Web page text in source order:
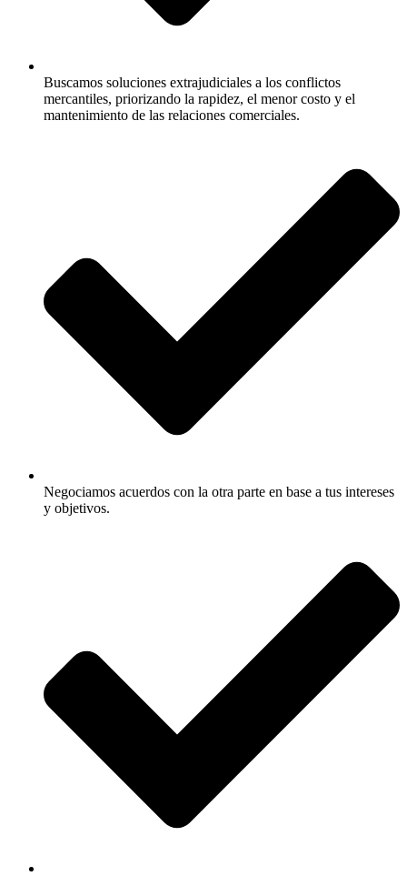
Buscamos soluciones extrajudiciales a los conflictos
mercantiles, priorizando la rapidez, el menor costo y el
mantenimiento de las relaciones comerciales.
Negociamos acuerdos con la otra parte en base a tus intereses
y objetivos.